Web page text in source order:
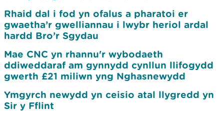
Rhaid dal i fod yn ofalus a pharatoi er
gwaetha’r gwelliannau i lwybr heriol ardal
hardd Bro’r Sgydau
Mae CNC yn rhannu'r wybodaeth
ddiweddaraf am gynnydd cynllun llifogydd
gwerth £21 miliwn yng Nghasnewydd
Ymgyrch newydd yn ceisio atal llygredd yn
Sir y Fflint